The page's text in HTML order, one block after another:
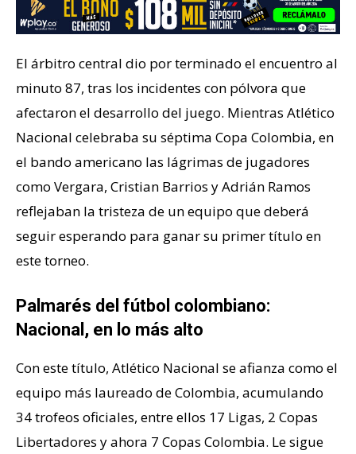
El árbitro central dio por terminado el encuentro al
minuto 87, tras los incidentes con pólvora que
afectaron el desarrollo del juego. Mientras Atlético
Nacional celebraba su séptima Copa Colombia, en
el bando americano las lágrimas de jugadores
como Vergara, Cristian Barrios y Adrián Ramos
reflejaban la tristeza de un equipo que deberá
seguir esperando para ganar su primer título en
este torneo.
Palmarés del fútbol colombiano:
Nacional, en lo más alto
Con este título, Atlético Nacional se afianza como el
equipo más laureado de Colombia, acumulando
34 trofeos oficiales, entre ellos 17 Ligas, 2 Copas
Libertadores y ahora 7 Copas Colombia. Le sigue